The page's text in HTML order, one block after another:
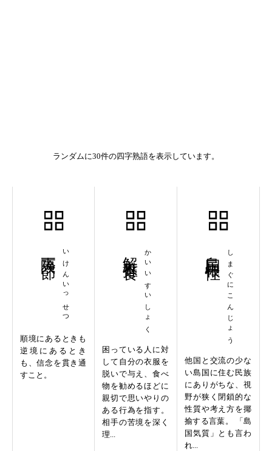
ランダムに30件の四字熟語を表示しています。
いけんいっせつ
順境にあるときも
逆境にあるとき
も、信念を貫き通
すこと。
かいいすいしょく
困っている人に対
して自分の衣服を
脱いで与え、食べ
物を勧めるほどに
親切で思いやりの
ある行為を指す。
相手の苦境を深く
理...
しまぐにこんじょう
他国と交流の少な
い島国に住む民族
にありがちな、視
野が狭く閉鎖的な
性質や考え方を揶
揄する言葉。 「島
国気質」とも言わ
れ...